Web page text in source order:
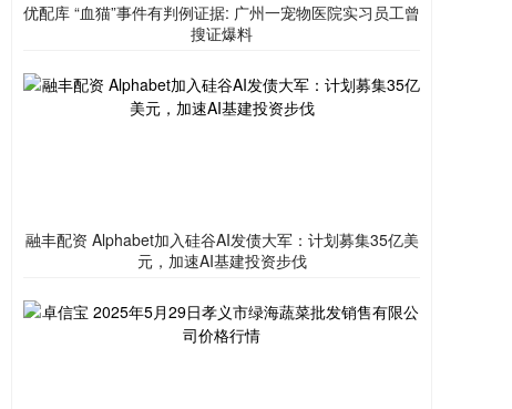
优配库 “血猫”事件有判例证据: 广州一宠物医院实习员工曾
搜证爆料
融丰配资 Alphabet加入硅谷AI发债大军：计划募集35亿美
元，加速AI基建投资步伐